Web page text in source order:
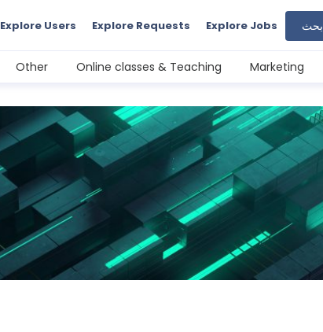
بحث Explore Jobs
Explore Requests
Explore Users
Marketing
Online classes & Teaching
Other